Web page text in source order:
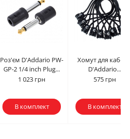
Роз'єм D'Addario PW-
GP-2 1/4 inch Plug...
1 023 грн
В комплект
Хомут для
D'Addario...
575 грн
В комплект